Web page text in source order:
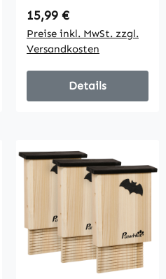
Befestigung an der
Wand, 30 cm x 60
cm,
Eiche+Weiß+Grün
Regulärer Preis:
15,99 €
Preise inkl. MwSt. zzgl.
Versandkosten
Details